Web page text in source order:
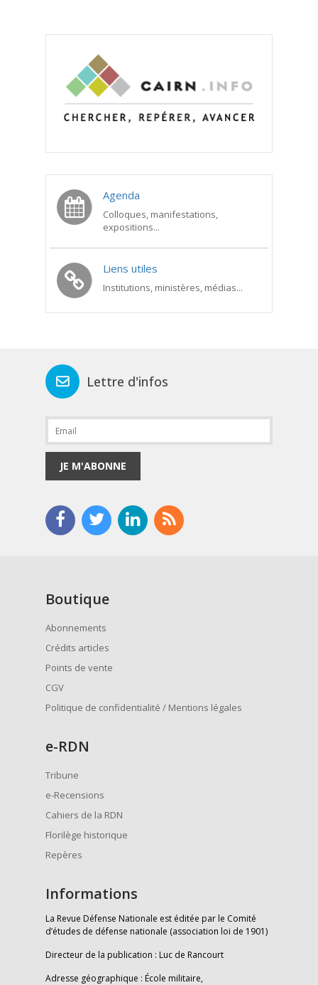
Agenda
Colloques, manifestations,
expositions...
Liens utiles
Institutions, ministères, médias...
Lettre d'infos
JE M'ABONNE
Boutique
Abonnements
Crédits articles
Points de vente
CGV
Politique de confidentialité / Mentions légales
e-RDN
Tribune
e-Recensions
Cahiers de la RDN
Florilège historique
Repères
Informations
La Revue Défense Nationale est éditée par le Comité
d’études de défense nationale (association loi de 1901)
Directeur de la publication : Luc de Rancourt
Adresse géographique : École militaire,